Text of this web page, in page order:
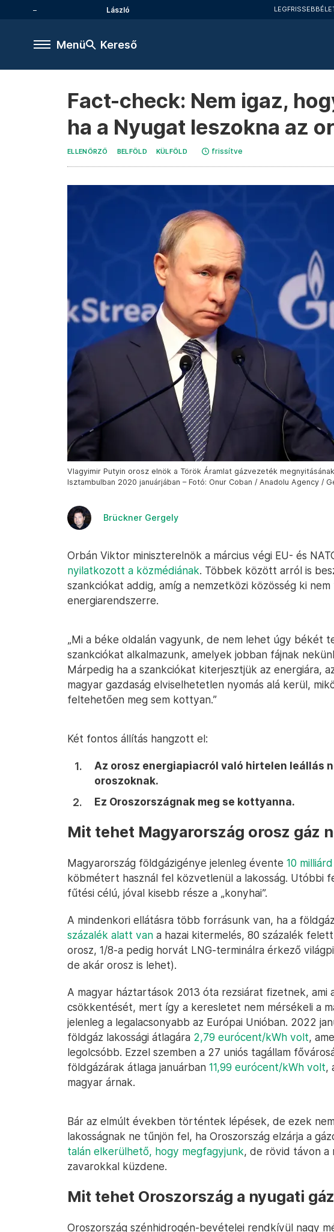
László LEGFRISSEBB
Menü Kereső
Fact-check: Nem igaz,
ha a Nyugat leszokna az
ELLENŐRZŐ BELFÖLD KÜLFÖLD frissítve
Vlagyimir Putyin orosz elnök a Török Áramlat gázvezeték
Isztambulban 2020 januárjában – Fotó: Onur Coban / Anadolu Agency /
Brückner Gergely
Orbán Viktor miniszterelnök a március végi EU- és
nyilatkozott a közmédiának. Többek között arról is
szankciókat addig, amíg a nemzetközi közösség ki
energiarendszerre.
„Mi a béke oldalán vagyunk, de nem lehet úgy békét
szankciókat alkalmazunk, amelyek jobban fájnak
Márpedig ha a szankciókat kiterjesztjük az energiára,
magyar gazdaság elviselhetetlen nyomás alá kerül,
feltehetően meg sem kottyan.”
Két fontos állítás hangzott el:
Az orosz energiapiacról való hirtelen leállás
oroszoknak.
Ez Oroszországnak meg se kottyanna.
Mit tehet Magyarország orosz gáz
Magyarország földgázigénye jelenleg évente 10
köbmétert használ fel közvetlenül a lakosság. Utóbbi
fűtési célú, jóval kisebb része a „konyhai”.
A mindenkori ellátásra több forrásunk van, ha a
százalék alatt van a hazai kitermelés, 80 százalék
orosz, 1/8-a pedig horvát LNG-terminálra érkező
de akár orosz is lehet).
A magyar háztartások 2013 óta rezsiárat fizetnek, ami
csökkentését, mert így a keresletet nem mérsékeli a
jelenleg a legalacsonyabb az Európai Unióban. 2022
földgáz lakossági átlagára 2,79 eurócent/kWh volt,
legolcsóbb. Ezzel szemben a 27 uniós tagállam
földgázárak átlaga januárban 11,99 eurócent/kWh volt,
magyar árnak.
Bár az elmúlt években történtek lépések, de ezek
lakosságnak ne tűnjön fel, ha Oroszország elzárja a
talán elkerülhető, hogy megfagyjunk, de rövid távon a
zavarokkal küzdene.
Mit tehet Oroszország a nyugati
Oroszország szénhidrogén-bevételei rendkívül nagy